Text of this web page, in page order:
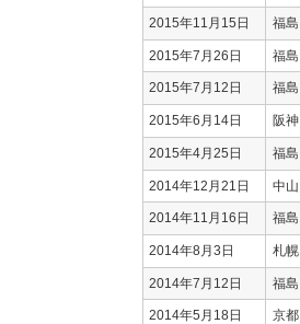
2015年11月15日 福島
2015年7月26日 福島
2015年7月12日 福島
2015年6月14日 阪神
2015年4月25日 福島
2014年12月21日 中山
2014年11月16日 福島
2014年8月3日 札幌
2014年7月12日 福島
2014年5月18日 京都